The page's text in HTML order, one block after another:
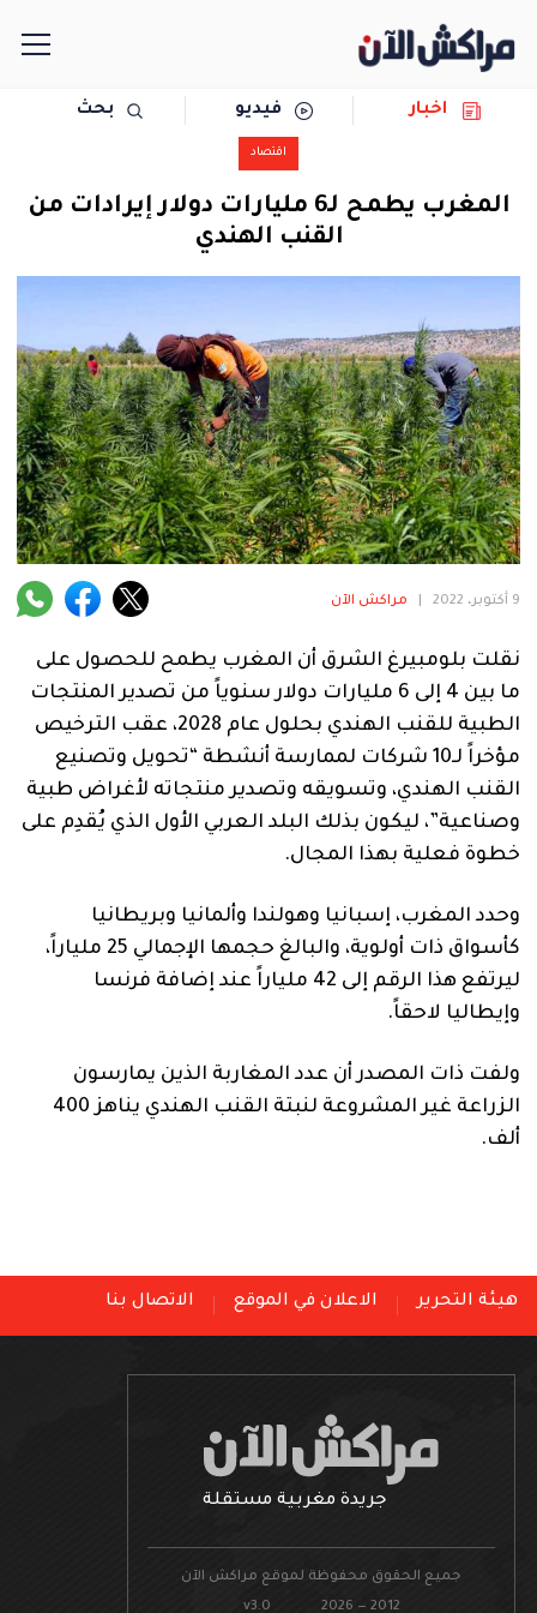
مجتمع
حوادث
دولية
المرأة
فنية
منوعة
آراء
اخبار فيديو بحث
اقتصاد
المغرب يطمح لـ6 مليارات دولار إيرادات من
القنب الهندي
9 أكتوبر، 2022 مراكش الآن
نقلت بلومبيرغ الشرق أن المغرب يطمح للحصول على
ما بين 4 إلى 6 مليارات دولار سنوياً من تصدير المنتجات
الطبية للقنب الهندي بحلول عام 2028، عقب الترخيص
مؤخراً لـ10 شركات لممارسة أنشطة “تحويل وتصنيع
القنب الهندي، وتسويقه وتصدير منتجاته لأغراض طبية
وصناعية”، ليكون بذلك البلد العربي الأول الذي يُقدِم على
خطوة فعلية بهذا المجال.
وحدد المغرب، إسبانيا وهولندا وألمانيا وبريطانيا
كأسواق ذات أولوية، والبالغ حجمها الإجمالي 25 ملياراً،
ليرتفع هذا الرقم إلى 42 ملياراً عند إضافة فرنسا
وإيطاليا لاحقاً.
ولفت ذات المصدر أن عدد المغاربة الذين يمارسون
الزراعة غير المشروعة لنبتة القنب الهندي يناهز 400
ألف.
هيئة التحرير الاعلان في الموقع الاتصال بنا
جريدة مغربية مستقلة
جميع الحقوق محفوظة لموقع مراكش الآن
v3.0 2026 — 2012